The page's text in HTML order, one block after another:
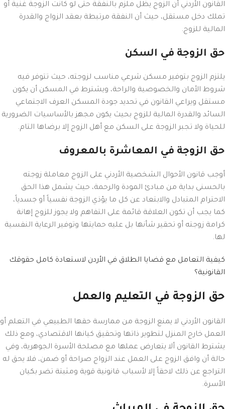
القانون الأردني أن الزوج يظل ملزم بالنفقة حتى لو كانت الزوجة غنية أو
تملك دخل مستقل، حيث أن النفقة مرتبطة بعقد الزواج والقدرة
المالية للزوج.
حق الزوجة في السكن
يلتزم الزوج بتوفير مسكن شرعي مناسب لزوجته، حيث تتوفر فيه
شروط الأمان والخصوصية والراحة، ويشترط في المسكن أن يكون
مستقل ويراعي القانون في تحديد جودة المسكن العرف الاجتماعي
السائد والقدرة المالية للزوج بحيث يكون مجهز بالأساسيات الضرورية
للحياة ولا تجبر الزوجة على السكن مع أهل الزوج إلا برضاها التام.
حق الزوجة في المعاشرة بالمعروف
أوجب قانون الأحوال الشخصية الأردني على الزوج معاملة زوجته
بالحسنى بداية من مبادئ المودة والرحمة، حيث يشمل هذا الحق
الاحترام المتبادل والابتعاد عن كل ما يؤذي الزوجة نفسياً أو جسدياً،
كما يجب أن تكون العلاقة قائمة على التفاهم ولا يجوز للزوج إهانة
كرامة زوجته أو تحقير شأنها بل عليه حمايتها وتوفير الرعاية النفسية
لها.
كيفية التعامل مع قضايا الطلاق في الأردن لاستعادة كامل حقوقك
القانونية؟
حق الزوجة في التعليم والعمل
القانون الأردني لا يمنع الزوجة من ممارسة حقها الطبيعي في التعلم أو
العمل خارج المنزل لتطوير ذاتها وتحقيق كيانها الاقتصادي، ومع ذلك
يشترط القانون ألا يتعارض عملها مع مصلحة الأسرة الجوهرية، وفي
حالة أن وافق الزوج على العمل عند الزواج صراحة أو ضمن، فلا يحق له
التراجع عن ذلك لاحقاً إلا لأسباب قانونية قوية ومثبتة تضر بكيان
الأسرة.